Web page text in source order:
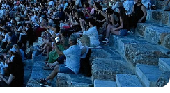
Instagram
Youtube